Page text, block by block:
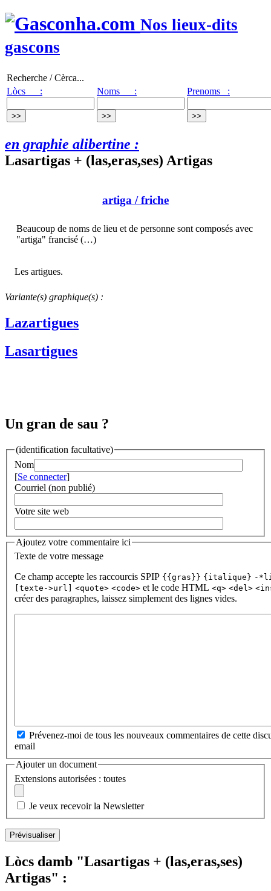
Nos lieux-dits
gascons
Recherche / Cèrca...
Lòcs :
Noms : Prenoms :
en graphie alibertine :
Lasartigas + (las,eras,ses) Artigas
artiga / friche
Beaucoup de noms de lieu et de personne sont composés avec
"artiga" francisé (…)
Les artigues.
Variante(s) graphique(s) :
Lazartigues
Lasartigues
Un gran de sau ?
(identification facultative)
Nom
[Se connecter]
Courriel (non publié)
Votre site web
Ajoutez votre commentaire ici
Texte de votre message
Ce champ accepte les raccourcis SPIP {{gras}} {italique} -
[texte->url]
<quote> <code> et le code HTML <q> <del>
créer des paragraphes, laissez simplement des lignes vides.
Prévenez-moi de tous les nouveaux commentaires de cette
email
Ajouter un document
Extensions autorisées : toutes
Je veux recevoir la Newsletter
Lòcs damb "Lasartigas + (las,eras,ses)
Artigas" :